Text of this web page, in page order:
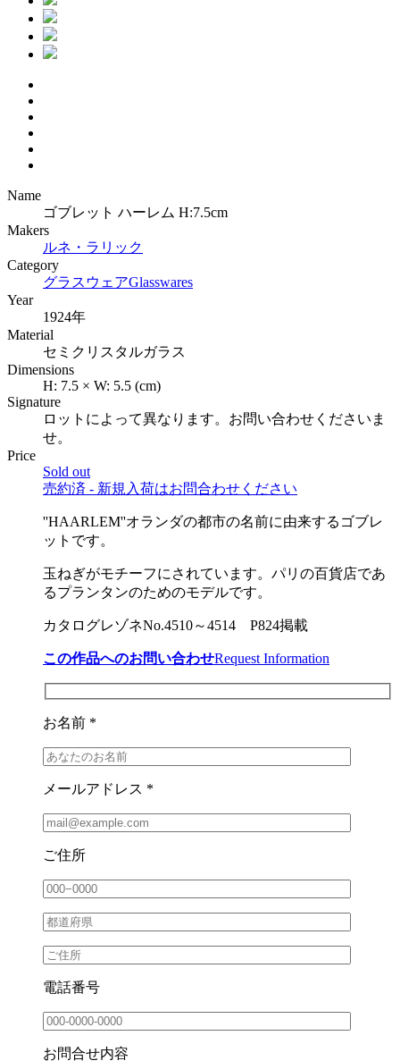
Name
ゴブレット ハーレム H:7.5cm
Makers
ルネ・ラリック
Category
グラスウェアGlasswares
Year
1924年
Material
セミクリスタルガラス
Dimensions
H: 7.5 × W: 5.5 (cm)
Signature
ロットによって異なります。お問い合わせくださいま
せ。
Price
Sold out
売約済 - 新規入荷はお問合わせください
''HAARLEM''オランダの都市の名前に由来するゴブレ
ットです。
玉ねぎがモチーフにされています。パリの百貨店であ
るプランタンのためのモデルです。
カタログレゾネNo.4510～4514 P824掲載
この作品へのお問い合わせRequest Information
お名前 *
メールアドレス *
ご住所
電話番号
お問合せ内容